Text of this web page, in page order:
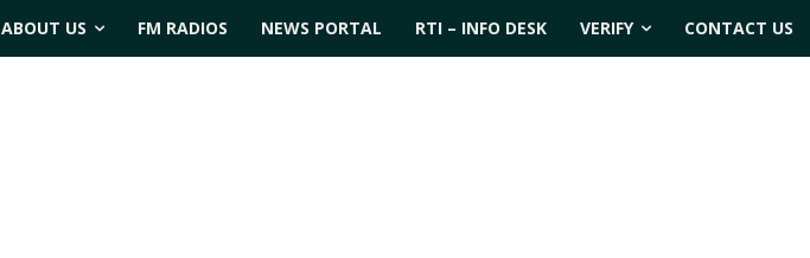
ABOUT US FM RADIOS NEWS PORTAL RTI – INFO DESK VERIFY CONTACT US